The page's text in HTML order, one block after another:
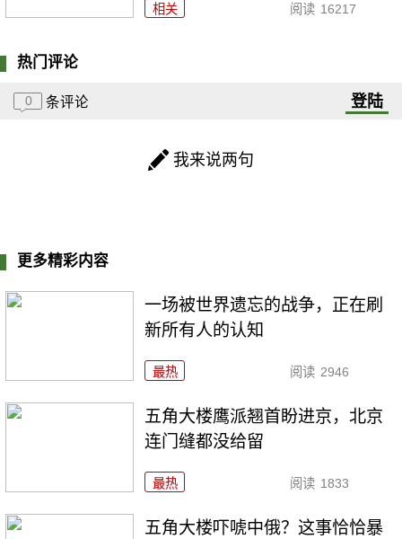
相关 阅读 16217
热门评论
0 条评论 登陆
我来说两句
更多精彩内容
一场被世界遗忘的战争，正在刷
新所有人的认知
最热 阅读 2946
五角大楼鹰派翘首盼进京，北京
连门缝都没给留
最热 阅读 1833
五角大楼吓唬中俄？这事恰恰暴